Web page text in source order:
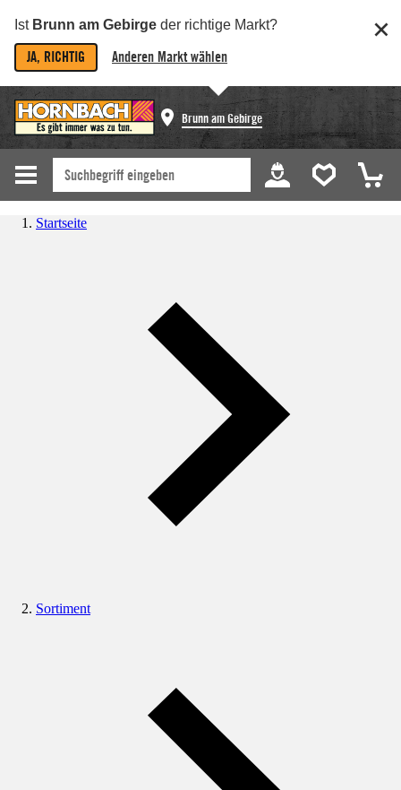
Ist Brunn am Gebirge der richtige Markt?
JA, RICHTIG Anderen Markt wählen
Brunn am Gebirge
Startseite
Sortiment